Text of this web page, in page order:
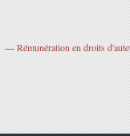
Rémunération en droits